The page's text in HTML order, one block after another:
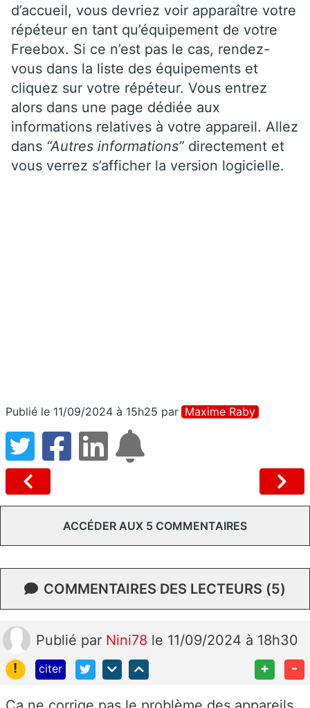
d’accueil, vous devriez voir apparaître votre
répéteur en tant qu’équipement de votre
Freebox. Si ce n’est pas le cas, rendez-
vous dans la liste des équipements et
cliquez sur votre répéteur. Vous entrez
alors dans une page dédiée aux
informations relatives à votre appareil. Allez
dans “Autres informations” directement et
vous verrez s’afficher la version logicielle.
Publié le 11/09/2024 à 15h25 par Maxime Raby
ACCÉDER AUX 5 COMMENTAIRES
COMMENTAIRES DES LECTEURS (5)
Publié par Nini78 le 11/09/2024 à 18h30
!
citer + -